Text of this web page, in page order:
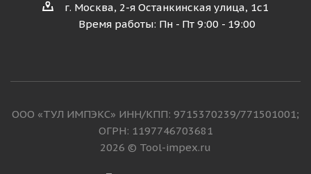
г. Москва, 2-я Останкинская улица, 1с1
Время работы: Пн - Пт 9:00 - 19:00
ООО «ТУЛ ИМПЭКС» ИНН/КПП: 9715370239/771501001;
ОГРН: 1197746703681
2026 © Tool-impex.ru